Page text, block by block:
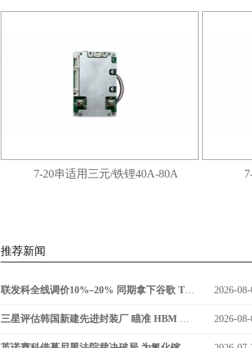
7-20串适用三元/铁锂40A-80A
推荐新闻
联发科全线调价10%–20% 同期拿下谷歌 TPU v9 SerDes 大单 2026-
三星评估韩国新建先进封装厂 瞄准 HBM 缩小与海力士差距 2026-